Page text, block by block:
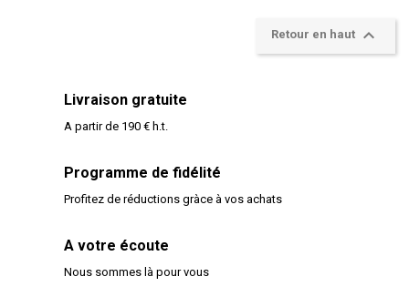
Retour en haut 
Livraison gratuite
A partir de 190 € h.t.
Programme de fidélité
Profitez de réductions gràce à vos achats
A votre écoute
Nous sommes là pour vous